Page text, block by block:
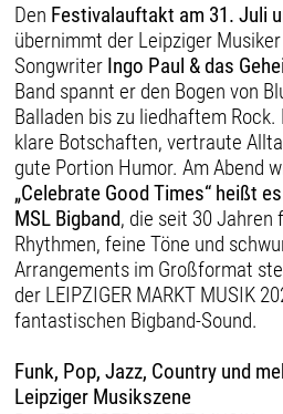
Den Festivalauftakt am 31. Juli
übernimmt der Leipziger
Songwriter Ingo Paul & das
Band spannt er den Bogen von
Balladen bis zu liedhaftem
klare Botschaften, vertraute
gute Portion Humor. Am Abend
„Celebrate Good Times“ heißt
MSL Bigband, die seit 30 Jahren
Rhythmen, feine Töne und
Arrangements im Großformat
der LEIPZIGER MARKT MUSIK
fantastischen Bigband-Sound.
Funk, Pop, Jazz, Country und
Leipziger Musikszene